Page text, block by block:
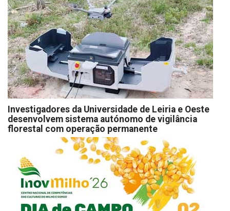
Investigadores da Universidade de Leiria e Oeste
desenvolvem sistema autónomo de vigilância
florestal com operação permanente